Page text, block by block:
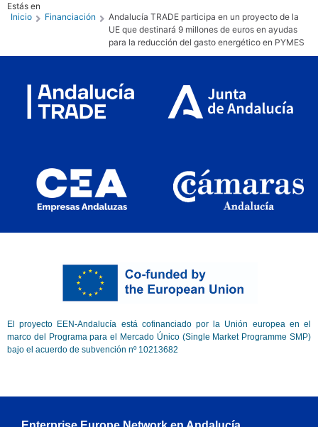
Estás en
Inicio
Financiación
Andalucía TRADE participa en un proyecto de la
UE que destinará 9 millones de euros en ayudas
para la reducción del gasto energético en PYMES
El proyecto EEN-Andalucía está cofinanciado por la Unión europea en el
marco del Programa para el Mercado Único (Single Market Programme SMP)
bajo el acuerdo de subvención nº 10213682